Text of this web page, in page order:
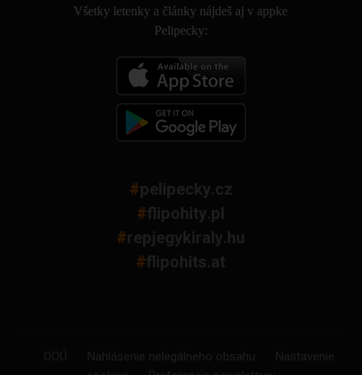
Všetky letenky a články nájdeš aj v appke
Pelipecky:
#pelipecky.cz
#flipohity.pl
#repjegykiraly.hu
#flipohits.at
OOÚ Nahlásenie nelegálneho obsahu
Nastavenie